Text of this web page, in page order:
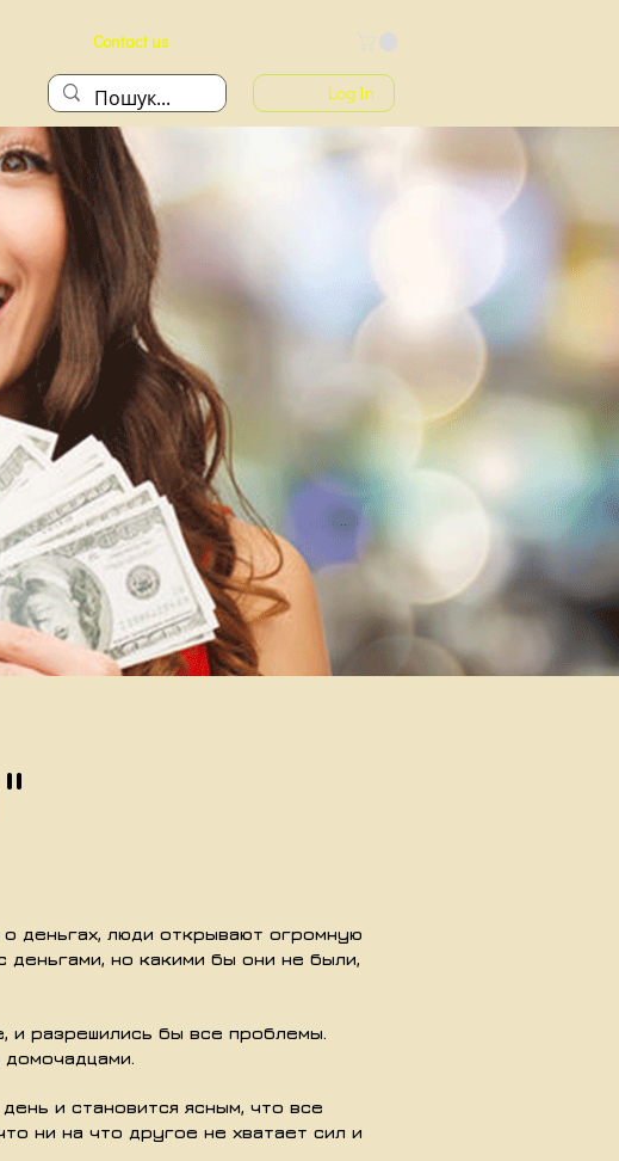
Contact us
Log In
деньгах, люди открывают огромную
деньгами, но какими бы они не были,
и разрешились бы все проблемы.
и становится ясным, что все
ни на что другое не хватает сил и